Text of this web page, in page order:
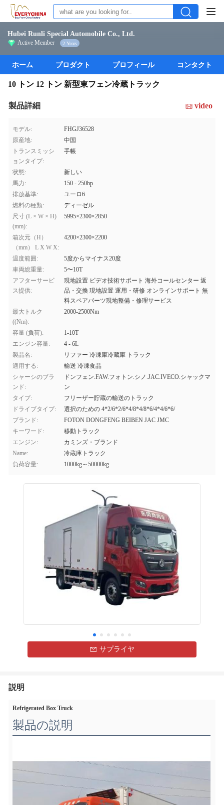
Hubei Runli Special Automobile Co., Ltd.
Active Member 2 Years
ホーム プロダクト プロフィール コンタクト
10 トン 12 トン 新型東フェン冷蔵トラック
製品詳細 video
モデル:
FHGJ36528
原産地:
中国
トランスミッシ
ョンタイプ:
手帳
状態:
新しい
馬力:
150 - 250hp
排放基準:
ユーロ6
燃料の種類:
ディーゼル
尺寸 (L × W × H)
(mm):
5995×2300×2850
箱次元（H）
（mm） L X W X:
4200×2300×2200
温度範囲:
5度からマイナス20度
車両総重量:
5〜10T
アフターサービ
ス提供:
現地設置 ビデオ技術サポート 海外コールセンター 返
品・交換 現地設置 運用・研修 オンラインサポート 無
料スペアパーツ現地整備・修理サービス
最大トルク
((Nm):
2000-2500Nm
容量 (負荷):
1-10T
エンジン容量:
4 - 6L
製品名:
リファー 冷凍庫冷蔵庫 トラック
適用する:
輸送 冷凍食品
シャーシのブラ
ンド:
ドンフェン.FAW.フォトン.シノ.JAC.IVECO.シャックマ
ン
タイプ:
フリーザー貯蔵の輸送のトラック
ドライブタイプ:
選択のための 4*2/6*2/6*4/8*4/8*6/4*4/6*6/
ブランド:
FOTON DONGFENG BEIBEN JAC JMC
キーワード:
移動トラック
エンジン:
カミンズ・ブランド
Name:
冷蔵庫トラック
負荷容量:
1000kg～50000kg
サプライヤ
説明
Refrigerated Box Truck
製品の説明